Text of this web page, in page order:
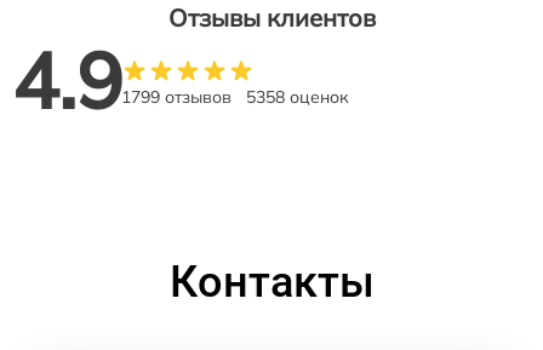
Отзывы клиентов
4.91799 отзывов 5358 оценок
Контакты